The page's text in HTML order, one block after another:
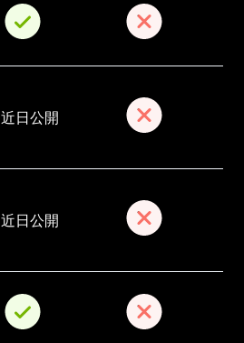
近日公開
近日公開